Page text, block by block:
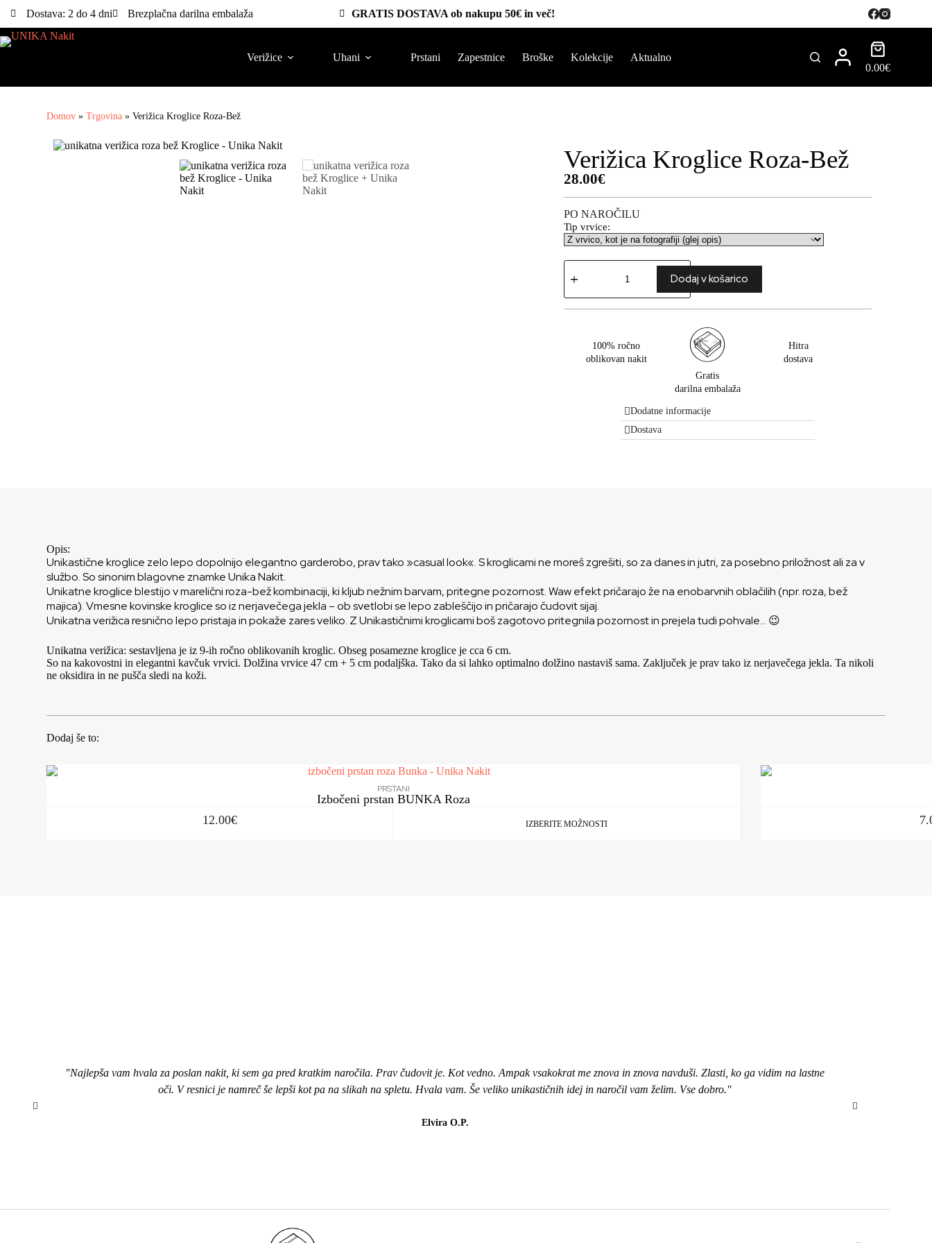
Dostava: 2 do 4 dni Brezplačna darilna embalaža GRATIS DOSTAVA ob nakupu 50€ in več!
Verižice Uhani Prstani Zapestnice Broške Kolekcije
Aktualno
0.00€
Domov »Trgovina »Verižica Kroglice Roza-Bež
Verižica Kroglice Roza-Bež
28.00€
PO NAROČILU
Tip vrvice:
Dodaj v košarico
100% ročno
oblikovan nakit
Gratis
darilna embalaža
Hitra
dostava
Dodatne informacije
Dostava
Opis:
Unikastične kroglice zelo lepo dopolnijo elegantno garderobo, prav tako »casual look«. S kroglicami ne moreš zgrešiti, so za danes in jutri, za posebno priložnost ali za v
službo. So sinonim blagovne znamke Unika Nakit.
Unikatne kroglice blestijo v marelični roza-bež kombinaciji, ki kljub nežnim barvam, pritegne pozornost. Waw efekt pričarajo že na enobarvnih oblačilih (npr. roza, bež
majica). Vmesne kovinske kroglice so iz nerjavečega jekla – ob svetlobi se lepo zableščijo in pričarajo čudovit sijaj.
Unikatna verižica resnično lepo pristaja in pokaže zares veliko. Z Unikastičnimi kroglicami boš zagotovo pritegnila pozornost in prejela tudi pohvale… 😉
Unikatna verižica: sestavljena je iz 9-ih ročno oblikovanih kroglic. Obseg posamezne kroglice je cca 6 cm.
So na kakovostni in elegantni kavčuk vrvici. Dolžina vrvice 47 cm + 5 cm podaljška. Tako da si lahko optimalno dolžino nastaviš sama. Zaključek je prav tako iz nerjavečega jekla. Ta nikoli
ne oksidira in ne pušča sledi na koži.
Dodaj še to:
PRSTANI
Izbočeni prstan BUNKA Roza
12.00€ IZBERITE MOŽNOSTI
"Najlepša vam hvala za poslan nakit, ki sem ga pred kratkim naročila. Prav čudovit je. Kot vedno. Ampak vsakokrat me znova in znova navduši. Zlasti, ko ga vidim na lastne
oči. V resnici je namreč še lepši kot pa na slikah na spletu. Hvala vam. Še veliko unikastičnih idej in naročil vam želim. Vse dobro."
Elvira O.P.